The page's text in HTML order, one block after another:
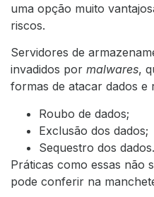
uma opção muito
riscos.
Servidores de
invadidos por malwares,
formas de atacar dados e
Roubo de dados;
Exclusão dos dados;
Sequestro dos dados.
Práticas como essas não
pode conferir na